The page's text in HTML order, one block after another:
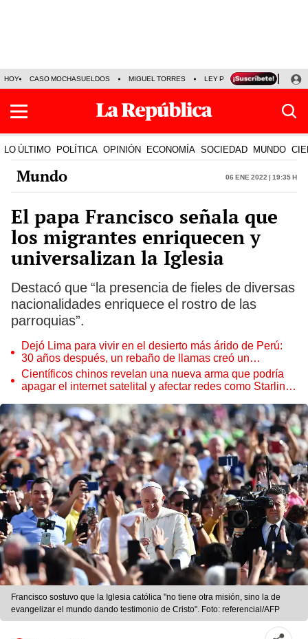
HOY CASO MOCHASUELDOS MIGUEL TORRES LEY PULPÍN PRECIO DEL
LO ÚLTIMO POLÍTICA OPINIÓN ECONOMÍA SOCIEDAD MUNDO
Mundo 06 Ene 2022 | 19:35 h
El papa Francisco señala que
los migrantes enriquecen y
universalizan la Iglesia
Destacó que “la presencia de fieles de diversas
nacionalidades enriquece el rostro de las
parroquias”.
Dejó Lima para vivir en el desierto más árido de Perú:
30 años después, un rebaño de llamas creó un
sorprendente ecosistema
Científicos chinos revelan una nueva arma que podría
apagar el internet satelital y afectar redes como Starlink
Francisco sostuvo que la Iglesia católica "no tiene otra misión, sino la de
evangelizar el mundo dando testimonio de Cristo". Foto: referencial/AFP